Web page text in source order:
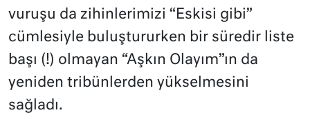
vuruşu da zihinlerimizi “Eskisi gibi”
cümlesiyle buluştururken bir süredir liste
başı (!) olmayan “Aşkın Olayım”ın da
yeniden tribünlerden yükselmesini
sağladı.